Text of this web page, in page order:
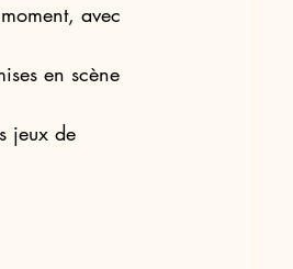
avec
en scène
jeux de